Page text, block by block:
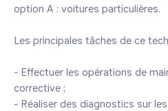
option A : voitures particulières.
Les principales tâches de ce
- Effectuer les opérations de
corrective ;
- Réaliser des diagnostics sur